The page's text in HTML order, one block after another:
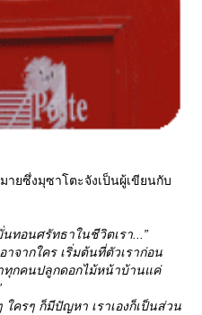
ยซึ่งมุซาโตะจังเป็นผู้เขียนกับ
ทอนศรัทธาในชีวิตเรา...”
าจากใคร เริ่มต้นที่ตัวเราก่อน
ทุกคนปลูกดอกไม้หน้าบ้านแค่
ครๆ ก็มีปัญหา เราเองก็เป็นส่วน